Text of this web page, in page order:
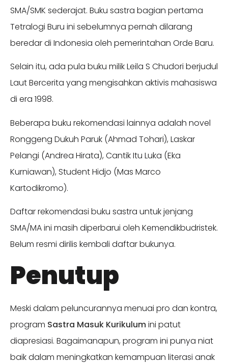
SMA/SMK sederajat. Buku sastra bagian pertama
Tetralogi Buru ini sebelumnya pernah dilarang
beredar di Indonesia oleh pemerintahan Orde Baru.
Selain itu, ada pula buku milik Leila S Chudori berjudul
Laut Bercerita yang mengisahkan aktivis mahasiswa
di era 1998.
Beberapa buku rekomendasi lainnya adalah novel
Ronggeng Dukuh Paruk (Ahmad Tohari), Laskar
Pelangi (Andrea Hirata), Cantik Itu Luka (Eka
Kurniawan), Student Hidjo (Mas Marco
Kartodikromo).
Daftar rekomendasi buku sastra untuk jenjang
SMA/MA ini masih diperbarui oleh Kemendikbudristek.
Belum resmi dirilis kembali daftar bukunya.
Penutup
Meski dalam peluncurannya menuai pro dan kontra,
program Sastra Masuk Kurikulumini patut
diapresiasi. Bagaimanapun, program ini punya niat
baik dalam meningkatkan kemampuan literasi anak